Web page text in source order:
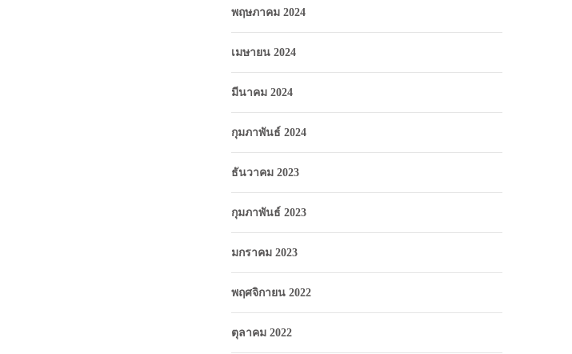
พฤษภาคม 2024
เมษายน 2024
มีนาคม 2024
กุมภาพันธ์ 2024
ธันวาคม 2023
กุมภาพันธ์ 2023
มกราคม 2023
พฤศจิกายน 2022
ตุลาคม 2022